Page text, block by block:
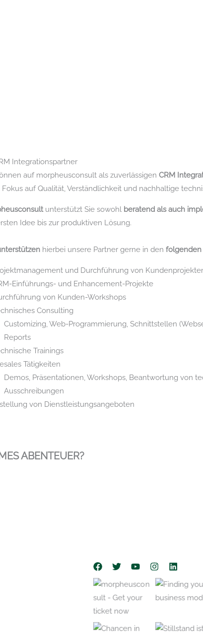
Integrationspartner
auf morpheusconsult als zuverlässigen CRM
Fokus auf Qualität, Verständlichkeit und nachhaltige
unterstützt Sie sowohl beratend als auch
Idee bis zur produktiven Lösung.
hierbei unsere Partner gerne in den folgenden
und Durchführung von
Einführungs- und Enhancement-Projekte
von Kunden-Workshops
Consulting
Customizing, Web-Programmierung, Schnittstellen
Reports
Trainings
Tätigkeiten
Demos, Präsentationen, Workshops, Beantwortung von
Ausschreibungen
von Dienstleistungsangeboten
ABENTEUER?
No Caption
No Caption